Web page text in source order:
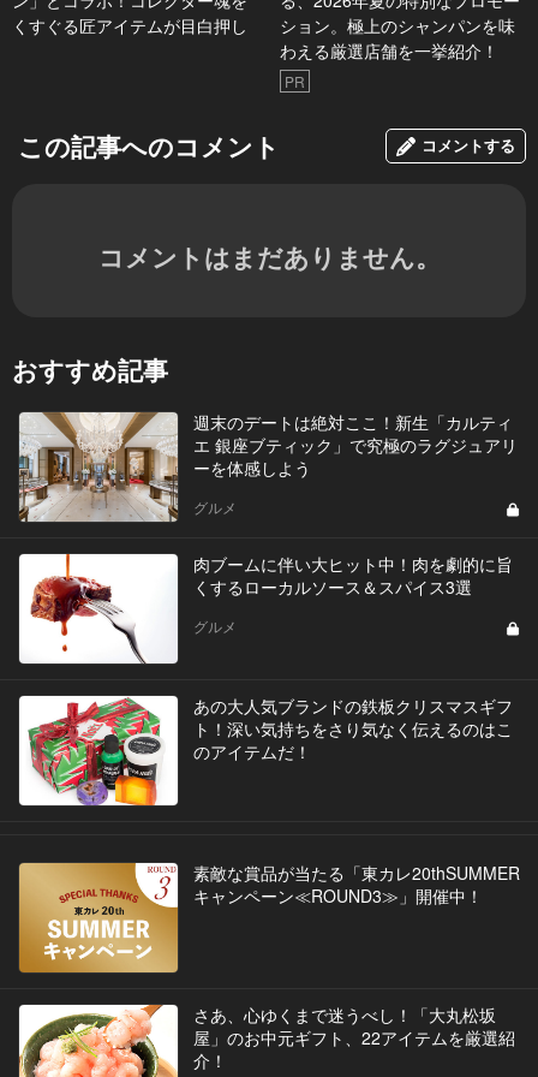
くすぐる匠アイテムが目白押し
ション。極上のシャンパンを味
わえる厳選店舗を一挙紹介！
PR
この記事へのコメント コメントする
コメントはまだありません。
おすすめ記事
週末のデートは絶対ここ！新生「カルティ
エ 銀座ブティック」で究極のラグジュアリ
ーを体感しよう
グルメ
肉ブームに伴い大ヒット中！肉を劇的に旨
くするローカルソース＆スパイス3選
グルメ
あの大人気ブランドの鉄板クリスマスギフ
ト！深い気持ちをさり気なく伝えるのはこ
のアイテムだ！
素敵な賞品が当たる「東カレ20thSUMMER
キャンペーン≪ROUND3≫」開催中！
さあ、心ゆくまで迷うべし！「大丸松坂
屋」のお中元ギフト、22アイテムを厳選紹
介！